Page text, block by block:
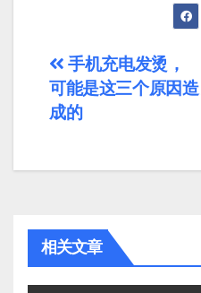
文
章
航
手机充电发烫，
可能是这三个原因造
成的
相关文章